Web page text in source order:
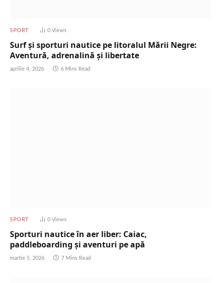
SPORT 0 Views
Surf și sporturi nautice pe litoralul Mării Negre:
Aventură, adrenalină și libertate
aprilie 4, 2026 6 Mins Read
SPORT 0 Views
Sporturi nautice în aer liber: Caiac,
paddleboarding și aventuri pe apă
martie 5, 2026 7 Mins Read